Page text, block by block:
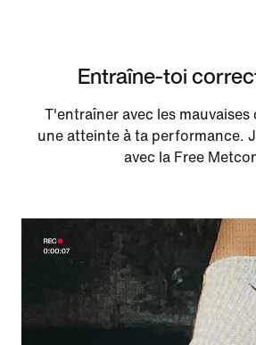
Entraîne-toi
T'entraîner avec les mauvaises
une atteinte à ta performance.
avec la Free